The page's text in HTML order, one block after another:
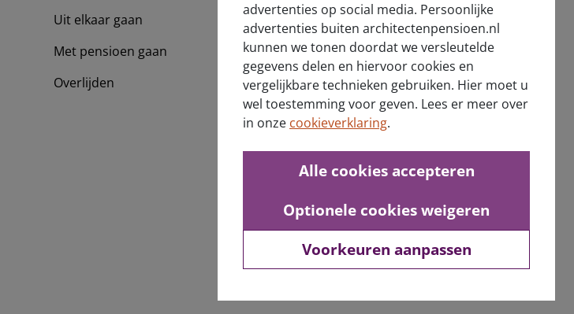
Uit elkaar gaan
Met pensioen gaan
Overlijden
Nieuwsberichten
Vernieuwd pensioenstelsel
Ontvang de nieuwsbrief
advertenties op social media. Persoonlijke
advertenties buiten architectenpensioen.nl
kunnen we tonen doordat we versleutelde
gegevens delen en hiervoor cookies en
vergelijkbare technieken gebruiken. Hier moet u
wel toestemming voor geven. Lees er meer over
in onze cookieverklaring.
Alle cookies accepteren
Optionele cookies weigeren
Voorkeuren aanpassen